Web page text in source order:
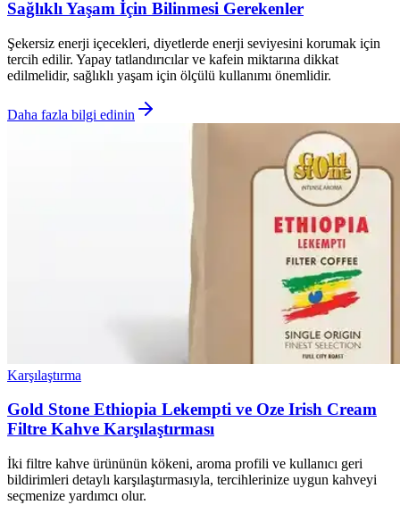
Sağlıklı Yaşam İçin Bilinmesi Gerekenler
Şekersiz enerji içecekleri, diyetlerde enerji seviyesini korumak için
tercih edilir. Yapay tatlandırıcılar ve kafein miktarına dikkat
edilmelidir, sağlıklı yaşam için ölçülü kullanımı önemlidir.
Daha fazla bilgi edinin
Karşılaştırma
Gold Stone Ethiopia Lekempti ve Oze Irish Cream
Filtre Kahve Karşılaştırması
İki filtre kahve ürününün kökeni, aroma profili ve kullanıcı geri
bildirimleri detaylı karşılaştırmasıyla, tercihlerinize uygun kahveyi
seçmenize yardımcı olur.